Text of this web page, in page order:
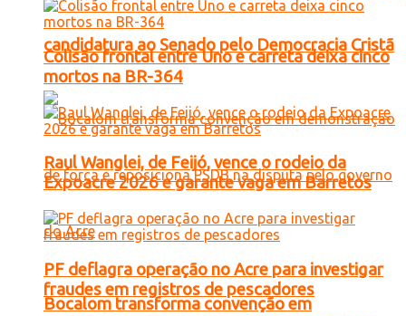
candidatura ao Senado pelo Democracia Cristã
Bocalom transforma convenção em
Colisão frontal entre Uno e carreta deixa cinco
mortos na BR-364
Raul Wanglei, de Feijó, vence o rodeio da
Expoacre 2026 e garante vaga em Barretos
PF deflagra operação no Acre para investigar
fraudes em registros de pescadores